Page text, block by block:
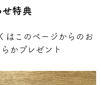
せ特典
はこのページからのお
かプレゼント